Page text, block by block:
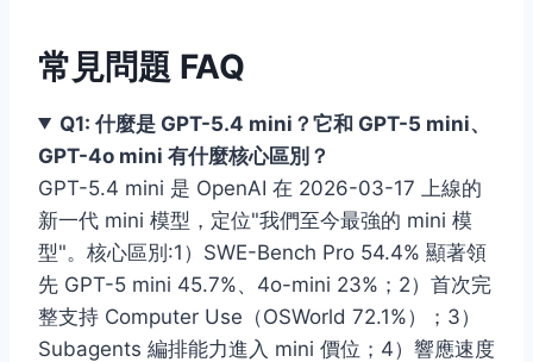
常見問題 FAQ
Q1: 什麼是 GPT-5.4 mini？它和 GPT-5 mini、
GPT-4o mini 有什麼核心區別？
GPT-5.4 mini 是 OpenAI 在 2026-03-17 上線的
新一代 mini 模型，定位"我們至今最強的 mini 模
型"。核心區別:1）SWE-Bench Pro 54.4% 顯著領
先 GPT-5 mini 45.7%、4o-mini 23%；2）首次完
整支持 Computer Use（OSWorld 72.1%）；3）
Subagents 編排能力進入 mini 價位；4）響應速度